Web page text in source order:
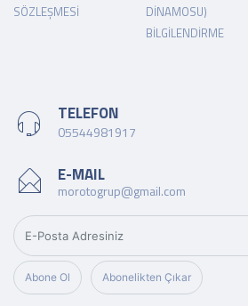
SÖZLEŞMESI
DINAMOSU)
BILGILENDIRME
TELEFON
05544981917
E-MAIL
morotogrup@gmail.com
Abone Ol Abonelikten Çıkar